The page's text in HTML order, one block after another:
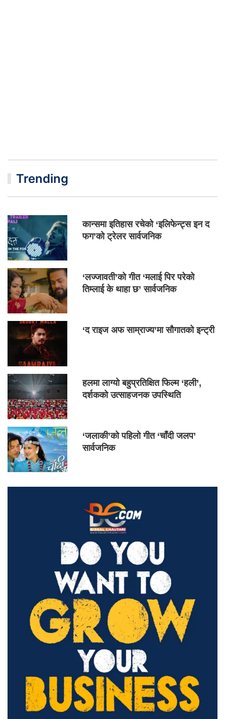
Trending
कान्समा इतिहास रचेको ‘इलिफेन्ट्स इन द
फग’को ट्रेलर सार्वजनिक
‘लज्जावती’को गीत ‘मलाई पिर परेको
तिम्लाई के थाहा छ’ सार्वजनिक
‘द राइज अफ साम्राज्य’मा सौगातको इन्ट्री
हलमा लाग्यो बहुप्रतिक्षित फिल्म ‘हली’,
दर्शकको उत्साहजनक उपस्थिति
‘जलाकी’को पहिलो गीत ‘चाँदी जलप’
सार्वजनिक